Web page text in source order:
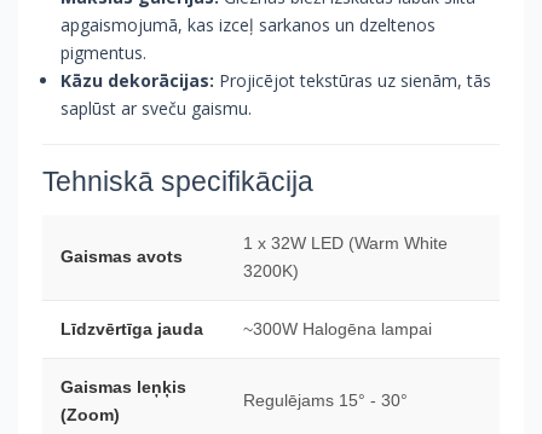
apgaismojumā, kas izceļ sarkanos un dzeltenos
pigmentus.
Kāzu dekorācijas: Projicējot tekstūras uz sienām, tās
saplūst ar sveču gaismu.
Tehniskā specifikācija
Gaismas avots
1 x 32W LED (Warm White
3200K)
Līdzvērtīga jauda ~300W Halogēna lampai
Gaismas leņķis
(Zoom)
Regulējams 15° - 30°